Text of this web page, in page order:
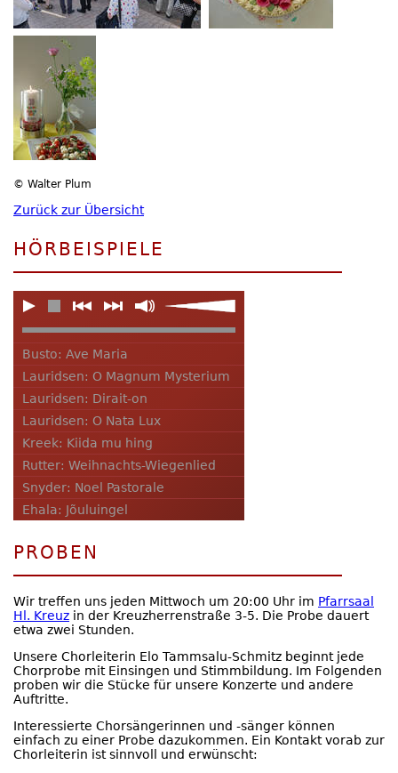
© Walter Plum
Zurück zur Übersicht
HÖRBEISPIELE
Busto: Ave Maria
Lauridsen: O Magnum Mysterium
Lauridsen: Dirait-on
Lauridsen: O Nata Lux
Kreek: Kiida mu hing
Rutter: Weihnachts-Wiegenlied
Snyder: Noel Pastorale
Ehala: Jõuluingel
PROBEN
Wir treffen uns jeden Mittwoch um 20:00 Uhr im Pfarrsaal
Hl. Kreuz in der Kreuzherrenstraße 3-5. Die Probe dauert
etwa zwei Stunden.
Unsere Chorleiterin Elo Tammsalu-Schmitz beginnt jede
Chorprobe mit Einsingen und Stimmbildung. Im Folgenden
proben wir die Stücke für unsere Konzerte und andere
Auftritte.
Interessierte Chorsängerinnen und -sänger können
einfach zu einer Probe dazukommen. Ein Kontakt vorab zur
Chorleiterin ist sinnvoll und erwünscht: